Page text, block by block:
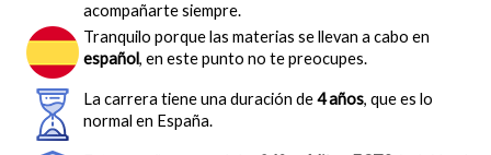
acompañarte siempre.
Tranquilo porque las materias se llevan a cabo en
español, en este punto no te preocupes.
La carrera tiene una duración de4 años, que es lo
normal en España.